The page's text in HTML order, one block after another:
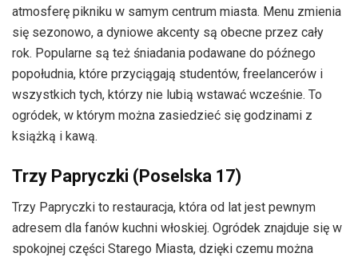
atmosferę pikniku w samym centrum miasta. Menu zmienia
się sezonowo, a dyniowe akcenty są obecne przez cały
rok. Popularne są też śniadania podawane do późnego
popołudnia, które przyciągają studentów, freelancerów i
wszystkich tych, którzy nie lubią wstawać wcześnie. To
ogródek, w którym można zasiedzieć się godzinami z
książką i kawą.
Trzy Papryczki (Poselska 17)
Trzy Papryczki to restauracja, która od lat jest pewnym
adresem dla fanów kuchni włoskiej. Ogródek znajduje się w
spokojnej części Starego Miasta, dzięki czemu można